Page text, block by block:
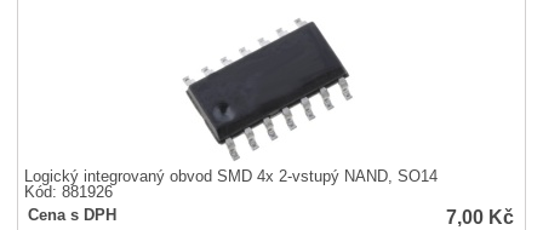
Logický integrovaný obvod SMD 4x 2-vstupý NAND, SO14
Kód: 881926
Cena s DPH
7,00 Kč